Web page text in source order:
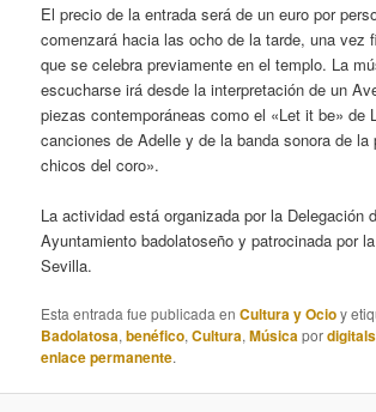
El precio de la entrada será de un euro por
comenzará hacia las ocho de la tarde, una vez
que se celebra previamente en el templo. La
escucharse irá desde la interpretación de un
piezas contemporáneas como el «Let it be» de
canciones de Adelle y de la banda sonora de la
chicos del coro».
La actividad está organizada por la Delegación
Ayuntamiento badolatoseño y patrocinada por
Sevilla.
Esta entrada fue publicada enCultura y Ocioy
Badolatosa,benéfico,Cultura,Músicapor
enlace permanente.